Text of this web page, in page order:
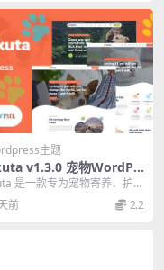
主题
v1.3.0 宠物WordPr
题 官方版免费下载
是一款专为宠物寄养、护
管和宠物店设计的 WordPre
前 2.2